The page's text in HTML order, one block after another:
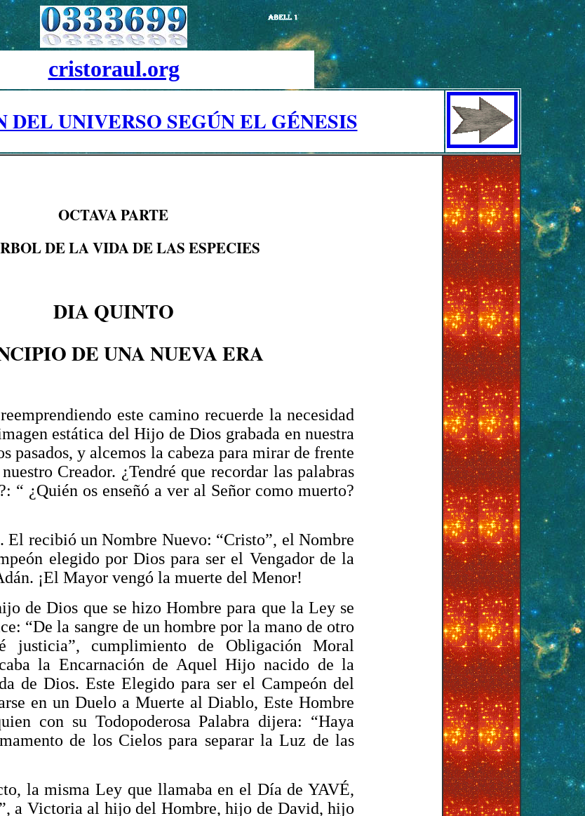
cristoraul.org
DEL UNIVERSO SEGÚN EL GÉNESIS
OCTAVA PARTE
DE LA VIDA DE LAS ESPECIES
DIA QUINTO
DE UNA NUEVA ERA
este camino recuerde la necesidad
estática del Hijo de Dios grabada en nuestra
pasados, y alcemos la cabeza para mirar de frente
Creador. ¿Tendré que recordar las palabras
“ ¿Quién os enseñó a ver al Señor como muerto?
El recibió un Nombre Nuevo: “Cristo”, el Nombre
elegido por Dios para ser el Vengador de la
¡El Mayor vengó la muerte del Menor!
de Dios que se hizo Hombre para que la Ley se
“De la sangre de un hombre por la mano de otro
justicia”, cumplimiento de Obligación Moral
la Encarnación de Aquel Hijo nacido de la
de Dios. Este Elegido para ser el Campeón del
en un Duelo a Muerte al Diablo, Este Hombre
con su Todopoderosa Palabra dijera: “Haya
de los Cielos para separar la Luz de las
la misma Ley que llamaba en el Día de YAVÉ,
a Victoria al hijo del Hombre, hijo de David, hijo